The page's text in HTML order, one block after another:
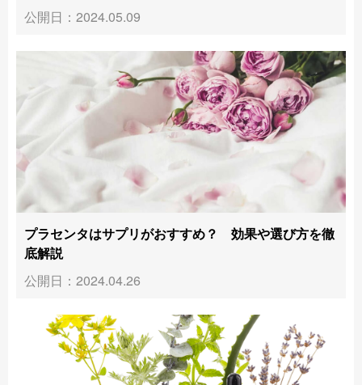
公開日：2024.05.09
プラセンタはサプリがおすすめ？ 効果や選び方を徹
底解説
公開日：2024.04.26